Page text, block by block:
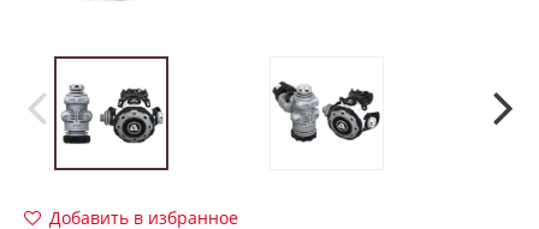
Добавить в избранное